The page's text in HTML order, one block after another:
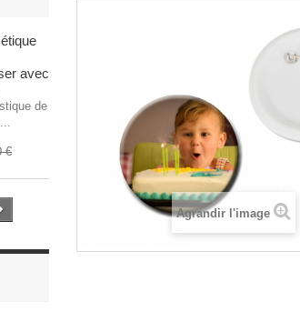
avec
de
€
Agrandir l'image